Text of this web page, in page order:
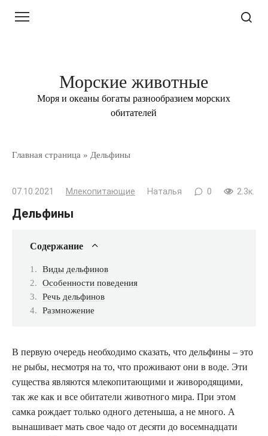
Морские животные
Моря и океаны богаты разнообразием морских
обитателей
Главная страница » Дельфины
07.10.2021 Млекопитающие Наталья 0 2.3к.
Дельфины
Содержание
Виды дельфинов
Особенности поведения
Речь дельфинов
Размножение
В первую очередь необходимо сказать, что дельфины – это
не рыбы, несмотря на то, что проживают они в воде. Эти
существа являются млекопитающими и живородящими,
так же как и все обитатели животного мира. При этом
самка рождает только одного детеныша, а не много. А
вынашивает мать свое чадо от десяти до восемнадцати